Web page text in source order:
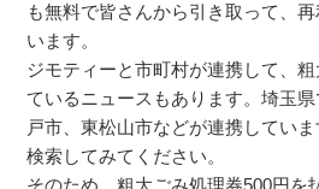
も無料で皆さんから引き取って、
います。
ジモティーと市町村が連携して、
ているニュースもあります。埼玉
戸市、東松山市などが連携してい
検索してみてください。